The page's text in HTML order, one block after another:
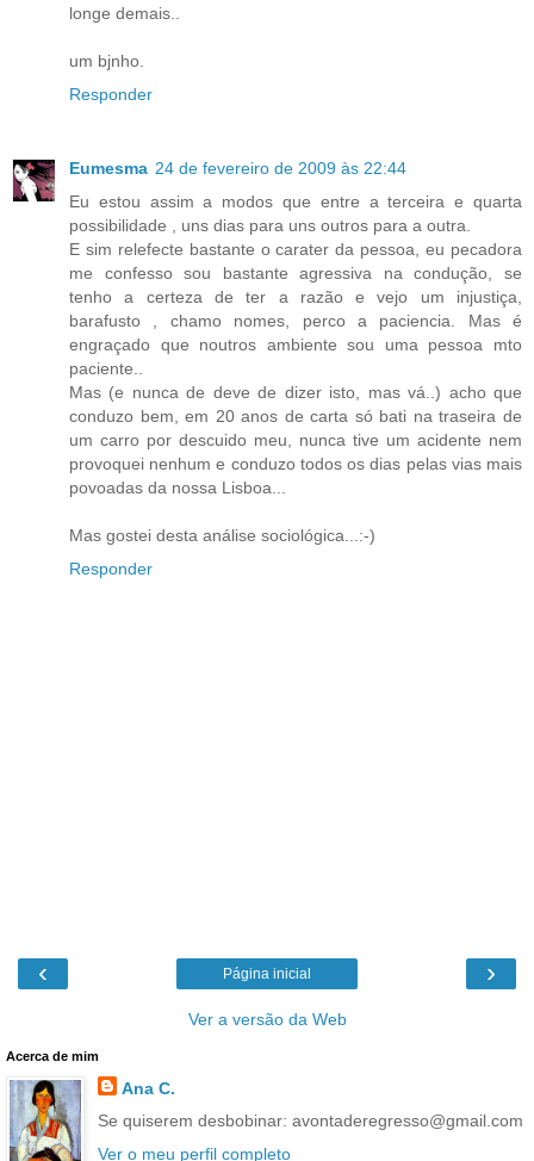
longe demais..
um bjnho.
Responder
Eumesma 24 de fevereiro de 2009 às 22:44
Eu estou assim a modos que entre a terceira e quarta
possibilidade , uns dias para uns outros para a outra.
E sim relefecte bastante o carater da pessoa, eu pecadora
me confesso sou bastante agressiva na condução, se
tenho a certeza de ter a razão e vejo um injustiça,
barafusto , chamo nomes, perco a paciencia. Mas é
engraçado que noutros ambiente sou uma pessoa mto
paciente..
Mas (e nunca de deve de dizer isto, mas vá..) acho que
conduzo bem, em 20 anos de carta só bati na traseira de
um carro por descuido meu, nunca tive um acidente nem
provoquei nenhum e conduzo todos os dias pelas vias mais
povoadas da nossa Lisboa...
Mas gostei desta análise sociológica...:-)
Responder
‹ ›
Página inicial
Ver a versão da Web
Acerca de mim
Ana C.
Se quiserem desbobinar: avontaderegresso@gmail.com
Ver o meu perfil completo